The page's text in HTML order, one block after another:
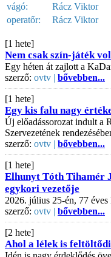
vágó:
Rácz Viktor
operatőr:
Rácz Viktor
[1 hete]
Nem csak szín-játék
Egy héten át zajlott a
szerző: ovtv | bővebben...
[1 hete]
Egy kis falu nagy
Új előadássorozat indult a
Szervezetének
szerző: ovtv | bővebben...
[1 hete]
Elhunyt Tóth Tihamér
egykori vezetője
2026. július 25-én, 77
szerző: ovtv | bővebben...
[2 hete]
Ahol a lélek is